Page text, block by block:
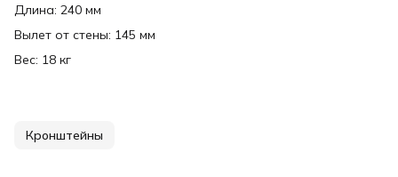
Длина: 240 мм
Вылет от стены: 145 мм
Вес: 18 кг
Кронштейны